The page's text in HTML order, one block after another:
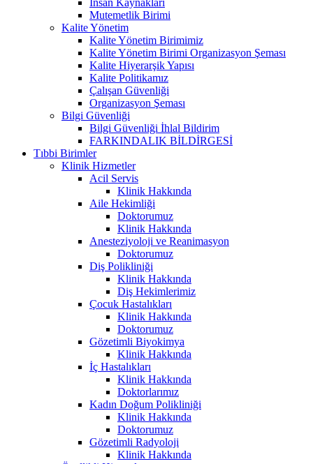
Mutemetlik Birimi
Kalite Yönetim
Kalite Yönetim Birimimiz
Kalite Yönetim Birimi Organizasyon Şeması
Kalite Hiyerarşik Yapısı
Kalite Politikamız
Çalışan Güvenliği
Organizasyon Şeması
Bilgi Güvenliği
Bilgi Güvenliği İhlal Bildirim
FARKINDALIK BİLDİRGESİ
Tıbbi Birimler
Klinik Hizmetler
Acil Servis
Klinik Hakkında
Aile Hekimliği
Doktorumuz
Klinik Hakkında
Anesteziyoloji ve Reanimasyon
Doktorumuz
Diş Polikliniği
Klinik Hakkında
Diş Hekimlerimiz
Çocuk Hastalıkları
Klinik Hakkında
Doktorumuz
Gözetimli Biyokimya
Klinik Hakkında
İç Hastalıkları
Klinik Hakkında
Doktorlarımız
Kadın Doğum Polikliniği
Klinik Hakkında
Doktorumuz
Gözetimli Radyoloji
Klinik Hakkında